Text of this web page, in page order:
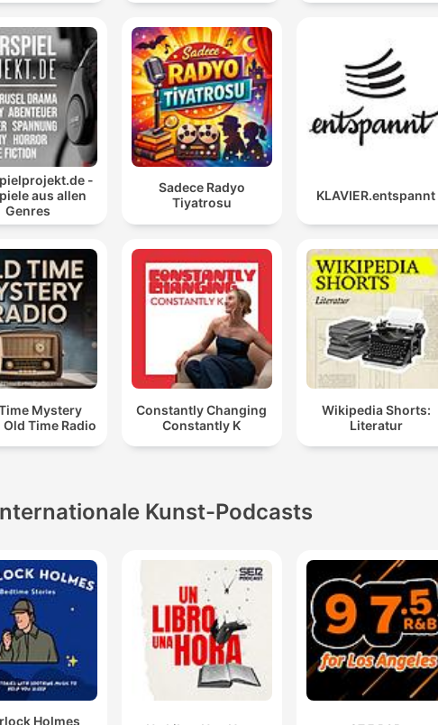
-
aus allen
Genres
Sadece Radyo
Tiyatrosu
KLAVIER.entspannt
Mystery
Old Time Radio
Constantly Changing
Constantly K
Wikipedia Shorts:
Literatur
Kunst-Podcasts
Holmes